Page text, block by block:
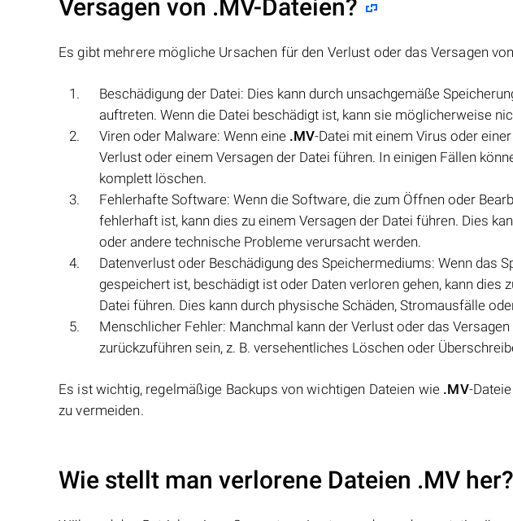
Versagen von .MV-Dateien?
Es gibt mehrere mögliche Ursachen für den Verlust oder das Versagen von
Beschädigung der Datei: Dies kann durch unsachgemäße
auftreten. Wenn die Datei beschädigt ist, kann sie möglicherweise
Viren oder Malware: Wenn eine .MV-Datei mit einem Virus oder
Verlust oder einem Versagen der Datei führen. In einigen Fällen
komplett löschen.
Fehlerhafte Software: Wenn die Software, die zum Öffnen oder
fehlerhaft ist, kann dies zu einem Versagen der Datei führen. Dies
oder andere technische Probleme verursacht werden.
Datenverlust oder Beschädigung des Speichermediums: Wenn das
gespeichert ist, beschädigt ist oder Daten verloren gehen, kann dies
Datei führen. Dies kann durch physische Schäden, Stromausfälle
Menschlicher Fehler: Manchmal kann der Verlust oder das Versagen
zurückzuführen sein, z. B. versehentliches Löschen oder
Es ist wichtig, regelmäßige Backups von wichtigen Dateien wie .MV-
zu vermeiden.
Wie stellt man verlorene Dateien .MV her?